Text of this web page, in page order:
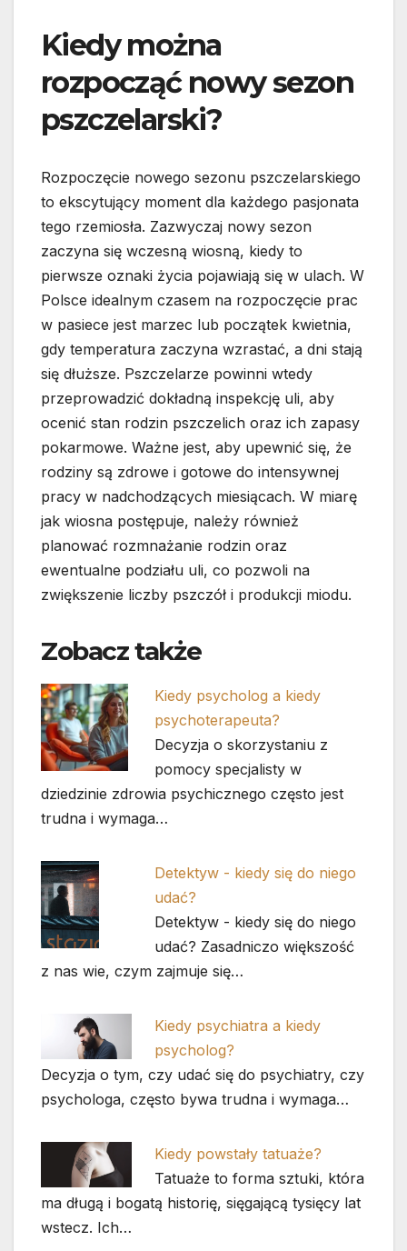
Kiedy można
rozpocząć nowy sezon
pszczelarski?
Rozpoczęcie nowego sezonu pszczelarskiego
to ekscytujący moment dla każdego pasjonata
tego rzemiosła. Zazwyczaj nowy sezon
zaczyna się wczesną wiosną, kiedy to
pierwsze oznaki życia pojawiają się w ulach. W
Polsce idealnym czasem na rozpoczęcie prac
w pasiece jest marzec lub początek kwietnia,
gdy temperatura zaczyna wzrastać, a dni stają
się dłuższe. Pszczelarze powinni wtedy
przeprowadzić dokładną inspekcję uli, aby
ocenić stan rodzin pszczelich oraz ich zapasy
pokarmowe. Ważne jest, aby upewnić się, że
rodziny są zdrowe i gotowe do intensywnej
pracy w nadchodzących miesiącach. W miarę
jak wiosna postępuje, należy również
planować rozmnażanie rodzin oraz
ewentualne podziału uli, co pozwoli na
zwiększenie liczby pszczół i produkcji miodu.
Zobacz także
Kiedy psycholog a kiedy
psychoterapeuta?
Decyzja o skorzystaniu z
pomocy specjalisty w
dziedzinie zdrowia psychicznego często jest
trudna i wymaga…
Detektyw - kiedy się do niego
udać?
Detektyw - kiedy się do niego
udać? Zasadniczo większość
z nas wie, czym zajmuje się…
Kiedy psychiatra a kiedy
psycholog?
Decyzja o tym, czy udać się do psychiatry, czy
psychologa, często bywa trudna i wymaga…
Kiedy powstały tatuaże?
Tatuaże to forma sztuki, która
ma długą i bogatą historię, sięgającą tysięcy lat
wstecz. Ich…